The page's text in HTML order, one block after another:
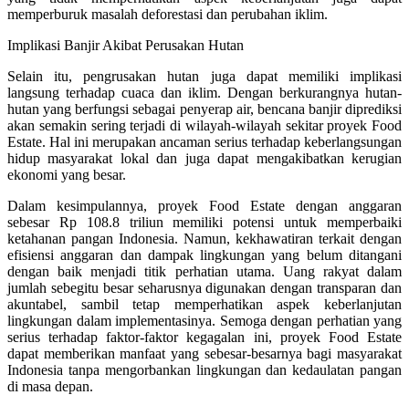
memperburuk masalah deforestasi dan perubahan iklim.
Implikasi Banjir Akibat Perusakan Hutan
Selain itu, pengrusakan hutan juga dapat memiliki implikasi
langsung terhadap cuaca dan iklim. Dengan berkurangnya hutan-
hutan yang berfungsi sebagai penyerap air, bencana banjir diprediksi
akan semakin sering terjadi di wilayah-wilayah sekitar proyek Food
Estate. Hal ini merupakan ancaman serius terhadap keberlangsungan
hidup masyarakat lokal dan juga dapat mengakibatkan kerugian
ekonomi yang besar.
Dalam kesimpulannya, proyek Food Estate dengan anggaran
sebesar Rp 108.8 triliun memiliki potensi untuk memperbaiki
ketahanan pangan Indonesia. Namun, kekhawatiran terkait dengan
efisiensi anggaran dan dampak lingkungan yang belum ditangani
dengan baik menjadi titik perhatian utama. Uang rakyat dalam
jumlah sebegitu besar seharusnya digunakan dengan transparan dan
akuntabel, sambil tetap memperhatikan aspek keberlanjutan
lingkungan dalam implementasinya. Semoga dengan perhatian yang
serius terhadap faktor-faktor kegagalan ini, proyek Food Estate
dapat memberikan manfaat yang sebesar-besarnya bagi masyarakat
Indonesia tanpa mengorbankan lingkungan dan kedaulatan pangan
di masa depan.